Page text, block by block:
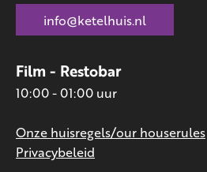
Film - Restobar
10:00 - 01:00 uur
Onze huisregels/our houserules
Privacybeleid
info@ketelhuis.nl